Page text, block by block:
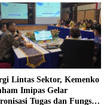
Lintas Sektor, Kemenko
Imipas Gelar
Tugas dan Fungsi